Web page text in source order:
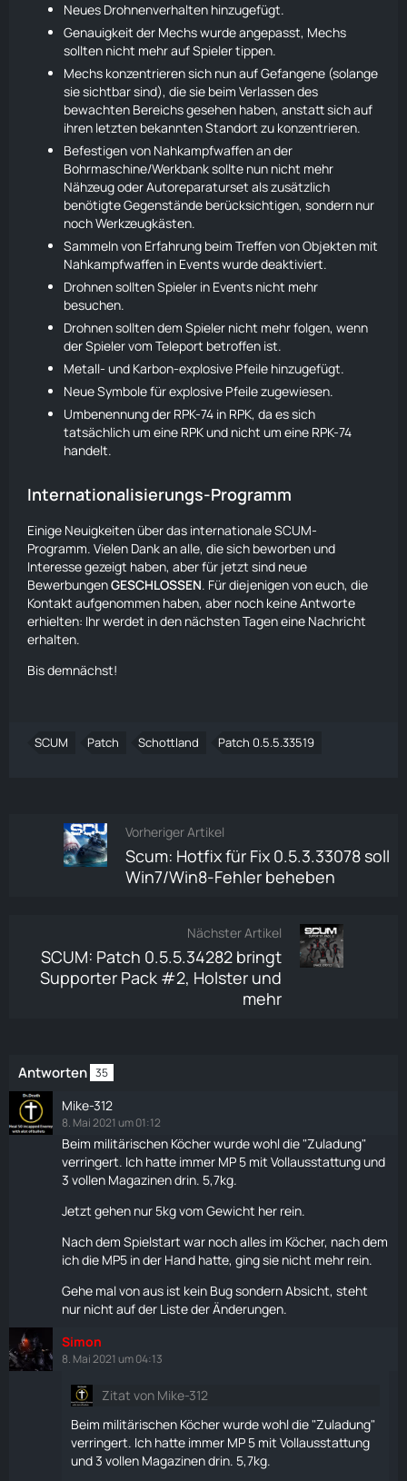
Neues Drohnenverhalten hinzugefügt.
Genauigkeit der Mechswurde angepasst, Mechs
sollten nicht mehr auf Spieler tippen.
Mechs konzentrieren sich nun auf Gefangene (solange
sie sichtbar sind), die sie beim Verlassen des
bewachten Bereichs gesehen haben, anstatt sich auf
ihren letzten bekannten Standort zu konzentrieren.
Befestigen von Nahkampfwaffen an der
Bohrmaschine/Werkbank sollte nun nicht mehr
Nähzeug oder Autoreparaturset als zusätzlich
benötigte Gegenstände berücksichtigen, sondern nur
noch Werkzeugkästen.
Sammeln von Erfahrung beim Treffen von Objekten mit
Nahkampfwaffen in Events wurde deaktiviert.
Drohnensollten Spieler in Events nicht mehr
besuchen.
Drohnensollten dem Spieler nicht mehr folgen, wenn
der Spieler vom Teleport betroffen ist.
Metall- und Karbon-explosive Pfeile hinzugefügt.
Neue Symbole für explosive Pfeile zugewiesen.
Umbenennung der RPK-74 in RPK, da es sich
tatsächlich um eine RPKund nicht um eine RPK-74
handelt.
Internationalisierungs-Programm
Einige Neuigkeiten über das internationale SCUM-
Programm. Vielen Dank an alle, die sich beworben und
Interesse gezeigt haben, aber für jetzt sind neue
BewerbungenGESCHLOSSEN. Für diejenigen von euch, die
Kontakt aufgenommen haben, aber noch keine Antworte
erhielten: Ihr werdet in den nächsten Tagen eine Nachricht
erhalten.
Bis demnächst!
SCUM Patch Schottland Patch 0.5.5.33519
Vorheriger Artikel
Scum: Hotfix für Fix 0.5.3.33078 soll
Win7/Win8-Fehler beheben
Nächster Artikel
SCUM: Patch 0.5.5.34282 bringt
Supporter Pack #2, Holster und
mehr
Antworten 35
Mike-312
8. Mai 2021 um 01:12
Beim militärischen Köcherwurde wohl die "Zuladung"
verringert. Ich hatte immer MP 5 mit Vollausstattung und
3 vollen Magazinen drin. 5,7kg.
Jetzt gehen nur 5kg vom Gewicht her rein.
Nach dem Spielstart war noch alles im Köcher, nach dem
ich die MP5 in der Hand hatte, ging sie nicht mehr rein.
Gehe mal von aus ist kein Bug sondern Absicht, steht
nur nicht auf der Liste der Änderungen.
Simon
8. Mai 2021 um 04:13
Zitat von Mike-312
Beim militärischen Köcherwurde wohl die "Zuladung"
verringert. Ich hatte immer MP 5 mit Vollausstattung
und 3 vollen Magazinen drin. 5,7kg.